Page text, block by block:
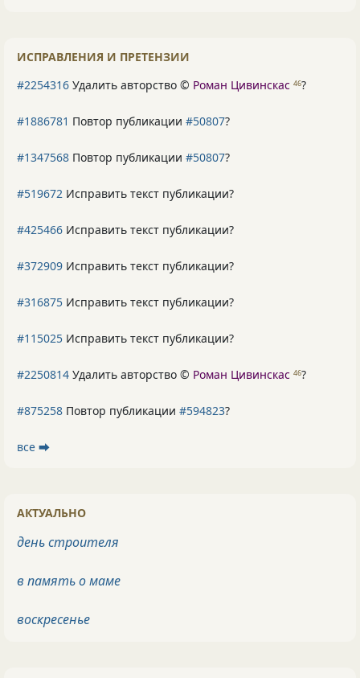
ИСПРАВЛЕНИЯ И ПРЕТЕНЗИИ
#2254316 Удалить авторство © Роман Цивинскас 46?
#1886781 Повтор публикации #50807?
#1347568 Повтор публикации #50807?
#519672 Исправить текст публикации?
#425466 Исправить текст публикации?
#372909 Исправить текст публикации?
#316875 Исправить текст публикации?
#115025 Исправить текст публикации?
#2250814 Удалить авторство © Роман Цивинскас 46?
#875258 Повтор публикации #594823?
все ⮕
АКТУАЛЬНО
день строителя
в память о маме
воскресенье